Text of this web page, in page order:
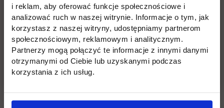
i reklam, aby oferować funkcje społecznościowe i
analizować ruch w naszej witrynie. Informacje o tym, jak
korzystasz z naszej witryny, udostępniamy partnerom
społecznościowym, reklamowym i analitycznym.
Partnerzy mogą połączyć te informacje z innymi danymi
otrzymanymi od Ciebie lub uzyskanymi podczas
korzystania z ich usług.
115
партнерів
44
партнерських